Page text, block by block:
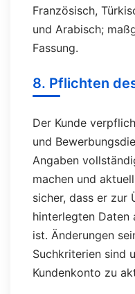
Französisch,
und Arabisch;
Fassung.
8. Pflichten
Der Kunde
und
Angaben
machen und
sicher, dass er zur
hinterlegten Daten
ist. Änderungen
Suchkriterien sind
Kundenkonto zu